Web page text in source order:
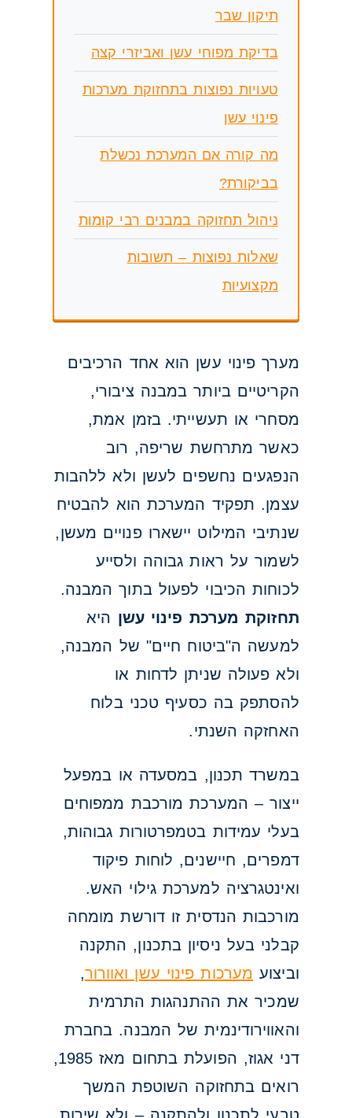
תיקון שבר
בדיקת מפוחי עשן ואביזרי קצה
טעויות נפוצות בתחזוקת מערכות
פינוי עשן
מה קורה אם המערכת נכשלת
בביקורת?
ניהול תחזוקה במבנים רבי קומות
שאלות נפוצות – תשובות
מקצועיות
מערך פינוי עשן הוא אחד הרכיבים
הקריטיים ביותר במבנה ציבורי,
מסחרי או תעשייתי. בזמן אמת,
כאשר מתרחשת שריפה, רוב
הנפגעים נחשפים לעשן ולא ללהבות
עצמן. תפקיד המערכת הוא להבטיח
שנתיבי המילוט יישארו פנויים מעשן,
לשמור על ראות גבוהה ולסייע
לכוחות הכיבוי לפעול בתוך המבנה.
תחזוקת מערכת פינוי עשן היא
למעשה ה"ביטוח חיים" של המבנה,
ולא פעולה שניתן לדחות או
להסתפק בה כסעיף טכני בלוח
האחזקה השנתי.
במשרד תכנון, במסעדה או במפעל
ייצור – המערכת מורכבת ממפוחים
בעלי עמידות בטמפרטורות גבוהות,
דמפרים, חיישנים, לוחות פיקוד
ואינטגרציה למערכת גילוי האש.
מורכבות הנדסית זו דורשת מומחה
קבלני בעל ניסיון בתכנון, התקנה
וביצוע מערכות פינוי עשן ואוורור,
שמכיר את ההתנהגות התרמית
והאווירודינמית של המבנה. בחברת
דני אגוז, הפועלת בתחום מאז 1985,
רואים בתחזוקה השוטפת המשך